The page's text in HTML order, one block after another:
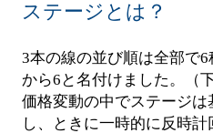
ステージとは？
3本の線の並び順は全部で
から6と名付けました。（
価格変動の中でステージ
し、ときに一時的に反時計